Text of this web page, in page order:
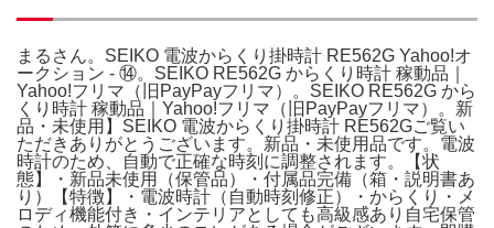
まるさん。SEIKO 電波からくり掛時計 RE562G Yahoo!オ
ークション - ⑭。SEIKO RE562G からくり時計 稼動品｜
Yahoo!フリマ（旧PayPayフリマ）。SEIKO RE562G から
くり時計 稼動品｜Yahoo!フリマ（旧PayPayフリマ）。新
品・未使用】SEIKO 電波からくり掛時計 RE562Gご覧い
ただきありがとうございます。新品・未使用品です。電波
時計のため、自動で正確な時刻に調整されます。【状
態】・新品未使用（保管品）・付属品完備（箱・説明書あ
り）【特徴】・電波時計（自動時刻修正）・からくり・メ
ロディ機能付き・インテリアとしても高級感あり自宅保管